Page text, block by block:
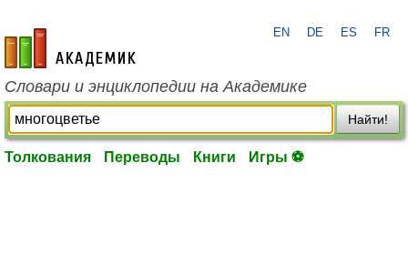
academic.ru
EN DE ES FR
Словари и энциклопедии на Академике
Найти!
Толкования Переводы Книги Игры ⚽